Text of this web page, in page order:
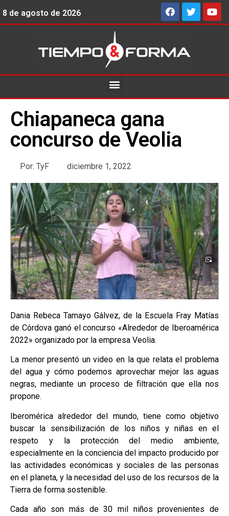
8 de agosto de 2026
Chiapaneca gana
concurso de Veolia
Por: TyF diciembre 1, 2022
Dania Rebeca Tamayo Gálvez, de la Escuela Fray Matías
de Córdova ganó el concurso «Alrededor de Iberoamérica
2022» organizado por la empresa Veolia.
La menor presentó un video en la que relata el problema
del agua y cómo podemos aprovechar mejor las aguas
negras, mediante un proceso de filtración que ella nos
propone.
Iberomérica alrededor del mundo, tiene como objetivo
buscar la sensibilización de los niños y niñas en el
respeto y la protección del medio ambiente,
especialmente en la conciencia del impacto producido por
las actividades económicas y sociales de las personas
en el planeta, y la necesidad del uso de los recursos de la
Tierra de forma sostenible.
Cada año son más de 30 mil niños provenientes de